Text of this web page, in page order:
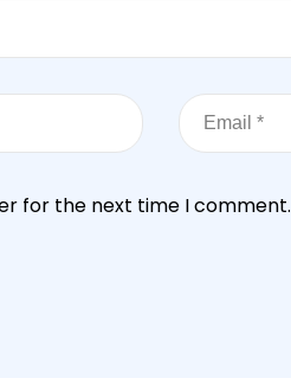
for the next time I comment.